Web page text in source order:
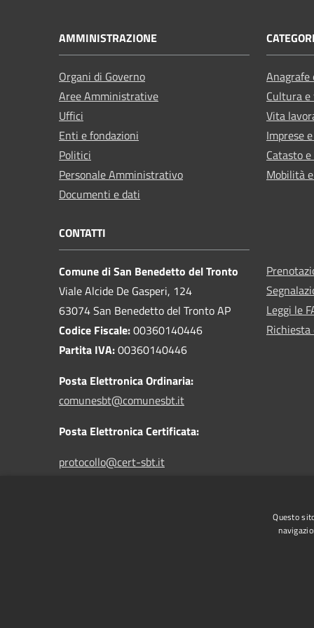
AMMINISTRAZIONE
Organi di Governo
Aree Amministrative
Uffici
Enti e fondazioni
Politici
Personale Amministrativo
Documenti e dati
Cultura
Vita
Imprese
Catasto
Mobilità
CONTATTI
Comune di San Benedetto del Tronto
Viale Alcide De Gasperi, 124
63074 San Benedetto del Tronto AP
Codice Fiscale:00360140446
Partita IVA:00360140446
Posta Elettronica Ordinaria:
comunesbt@comunesbt.it
Posta Elettronica Certificata:
protocollo@cert-sbt.it
Leggi le
Questo